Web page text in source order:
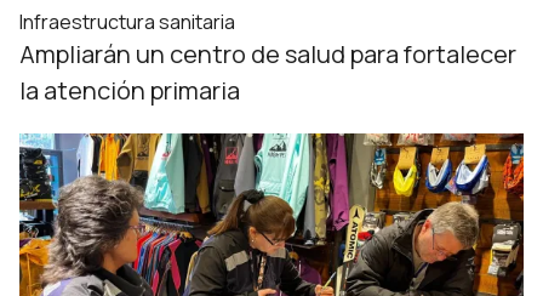
Infraestructura sanitaria
Ampliarán un centro de salud para fortalecer
la atención primaria